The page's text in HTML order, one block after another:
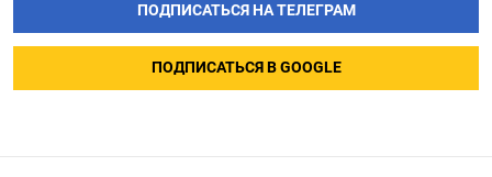
ПОДПИСАТЬСЯ НА ТЕЛЕГРАМ
ПОДПИСАТЬСЯ В GOOGLE